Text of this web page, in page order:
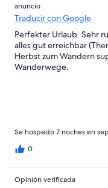
anuncio
Traducir con Google
Perfekter Urlaub. Sehr
alles gut erreichbar
Herbst zum Wandern
Wanderwege.
Se hospedó 7 noches en
0
Opinión verificada